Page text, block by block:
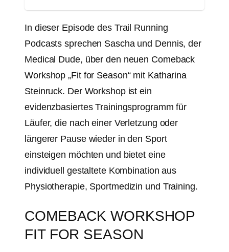
In dieser Episode des Trail Running
Podcasts sprechen Sascha und Dennis, der
Medical Dude, über den neuen Comeback
Workshop „Fit for Season“ mit Katharina
Steinruck. Der Workshop ist ein
evidenzbasiertes Trainingsprogramm für
Läufer, die nach einer Verletzung oder
längerer Pause wieder in den Sport
einsteigen möchten und bietet eine
individuell gestaltete Kombination aus
Physiotherapie, Sportmedizin und Training.
COMEBACK WORKSHOP
FIT FOR SEASON